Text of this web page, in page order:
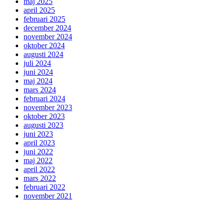
april 2025
februari 2025
december 2024
november 2024
oktober 2024
augusti 2024
juli 2024
juni 2024
maj 2024
mars 2024
februari 2024
november 2023
oktober 2023
augusti 2023
juni 2023
april 2023
juni 2022
maj 2022
april 2022
mars 2022
februari 2022
november 2021